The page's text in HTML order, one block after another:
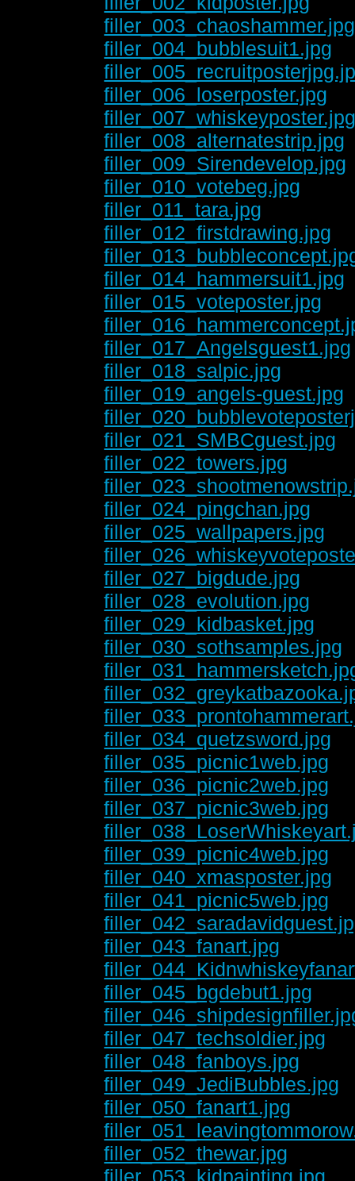
filler_003_chaoshammer.jpg
filler_004_bubblesuit1.jpg
filler_006_loserposter.jpg
filler_008_alternatestrip.jpg
filler_009_Sirendevelop.jpg
filler_010_votebeg.jpg
filler_011_tara.jpg
filler_012_firstdrawing.jpg
filler_014_hammersuit1.jpg
filler_015_voteposter.jpg
filler_017_Angelsguest1.jpg
filler_018_salpic.jpg
filler_019_angels-guest.jpg
filler_021_SMBCguest.jpg
filler_022_towers.jpg
filler_024_pingchan.jpg
filler_025_wallpapers.jpg
filler_027_bigdude.jpg
filler_028_evolution.jpg
filler_029_kidbasket.jpg
filler_030_sothsamples.jpg
filler_034_quetzsword.jpg
filler_035_picnic1web.jpg
filler_036_picnic2web.jpg
filler_037_picnic3web.jpg
filler_039_picnic4web.jpg
filler_040_xmasposter.jpg
filler_041_picnic5web.jpg
filler_043_fanart.jpg
filler_045_bgdebut1.jpg
filler_047_techsoldier.jpg
filler_048_fanboys.jpg
filler_049_JediBubbles.jpg
filler_050_fanart1.jpg
filler_052_thewar.jpg
filler_053_kidpainting.jpg